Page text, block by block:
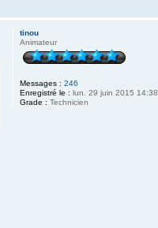
tinou
Animateur
Messages : 246
Enregistré le : lun. 29 juin 2015 14:38
Grade : Technicien